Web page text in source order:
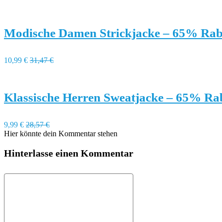
Modische Damen Strickjacke – 65%
10,99 € 31,47 €
Klassische Herren Sweatjacke – 65%
9,99 € 28,57 €
Hier könnte dein Kommentar stehen
Hinterlasse einen Kommentar